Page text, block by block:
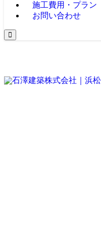
施工費用・プラン
お問い合わせ